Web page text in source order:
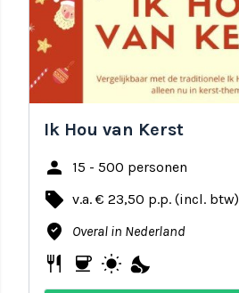
Ik Hou van Kerst
person 15 - 500 personen
local_offer v.a. € 23,50 p.p. (incl. btw)
where_to_vote Overal in Nederland
restaurant coffee wb_sunny nights_stay